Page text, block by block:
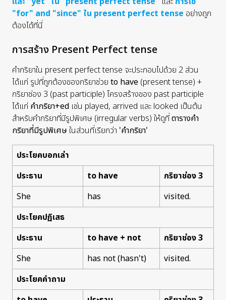
"for" and "since" ใน present perfect tense อย่างถูก
ต้องได้ที่นี่
การสร้าง Present Perfect tense
คำกริยาใน present perfect tense จะประกอบไปด้วย 2 ส่วน
ได้แก่ รูปที่ถูกต้องของกริยาช่วย to have (present tense) +
กริยาช่อง 3 (past participle) โครงสร้างของ past participle
ได้แก่ คำกริยา+ed เช่น played, arrived และ looked เป็นต้น
สำหรับคำกริยาที่มีรูปพิเศษ (irregular verbs) ให้ดูที่ตารางคำ
กริยาที่มีรูปพิเศษในส่วนที่เรียกว่า 'คำกริยา'
ประโยคบอกเล่า
ประธาน
to have
กริยาช่อง 3
She
has
visited.
ประโยคปฏิเสธ
ประธาน
to have + not
กริยาช่อง 3
She
has not (hasn't)
visited.
ประโยคคำถาม